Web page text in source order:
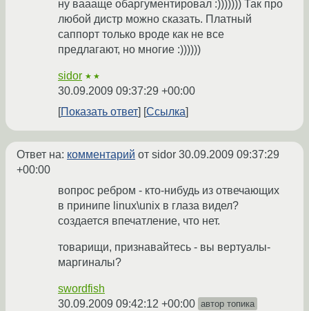
ну ваааще обаргументировал :))))))) Так про
любой дистр можно сказать. Платный
саппорт только вроде как не все
предлагают, но многие :))))))
sidor ★★
30.09.2009 09:37:29 +00:00
Показать ответ
Ссылка
Ответ на: комментарий от sidor 30.09.2009 09:37:29
+00:00
вопрос ребром - кто-нибудь из отвечающих
в принипе linux\unix в глаза видел?
создается впечатление, что нет.
товарищи, признавайтесь - вы вертуалы-
маргиналы?
swordfish
30.09.2009 09:42:12 +00:00 автор топика